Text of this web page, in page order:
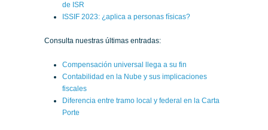
de ISR
ISSIF 2023: ¿aplica a personas físicas?
Consulta nuestras últimas entradas:
Compensación universal llega a su fin
Contabilidad en la Nube y sus implicaciones
fiscales
Diferencia entre tramo local y federal en la Carta
Porte